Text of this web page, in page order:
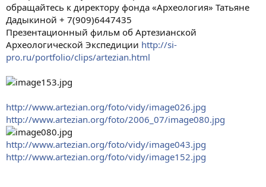
обращайтесь к директору фонда «Археология» Татьяне
Дадыкиной + 7(909)6447435
Презентационный фильм об Артезианской
Археологической Экспедиции http://si-
pro.ru/portfolio/clips/artezian.html
http://www.artezian.org/foto/vidy/image026.jpg
http://www.artezian.org/foto/2006_07/image080.jpg
http://www.artezian.org/foto/vidy/image043.jpg
http://www.artezian.org/foto/vidy/image152.jpg